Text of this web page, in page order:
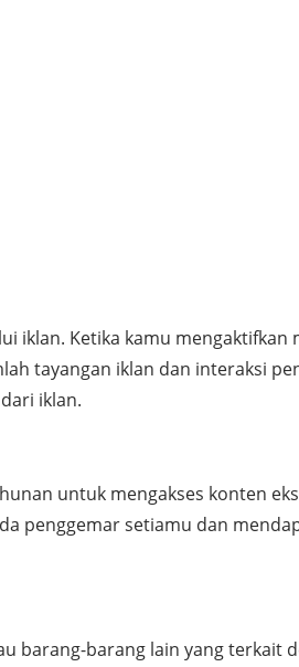
iklan. Ketika kamu
tayangan iklan dan interaksi
iklan.
untuk mengakses konten
penggemar setiamu dan
barang-barang lain yang